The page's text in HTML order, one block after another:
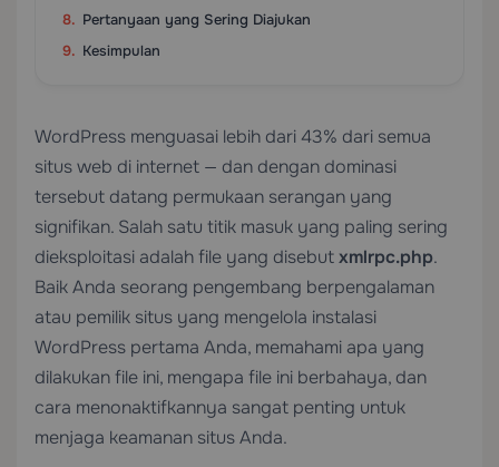
Pertanyaan yang Sering Diajukan
Kesimpulan
WordPress menguasai lebih dari 43% dari semua
situs web di internet — dan dengan dominasi
tersebut datang permukaan serangan yang
signifikan. Salah satu titik masuk yang paling sering
dieksploitasi adalah file yang disebutxmlrpc.php.
Baik Anda seorang pengembang berpengalaman
atau pemilik situs yang mengelola instalasi
WordPress pertama Anda, memahami apa yang
dilakukan file ini, mengapa file ini berbahaya, dan
cara menonaktifkannya sangat penting untuk
menjaga keamanan situs Anda.